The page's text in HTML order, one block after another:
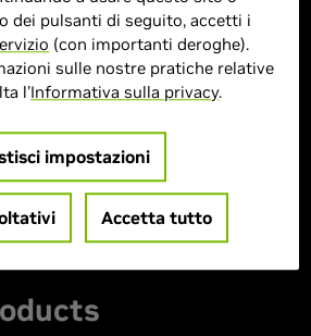
5070
: 32GB DDR5-SDRAM
dei pulsanti di seguito, accetti i
(con importanti deroghe).
sulle nostre pratiche relative
l'Informativa sulla privacy.
impostazioni
Accetta tutto